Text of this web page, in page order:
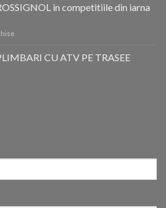
in competitiile din iarna
ROSSIGNOLCU ATV PE TRASEE